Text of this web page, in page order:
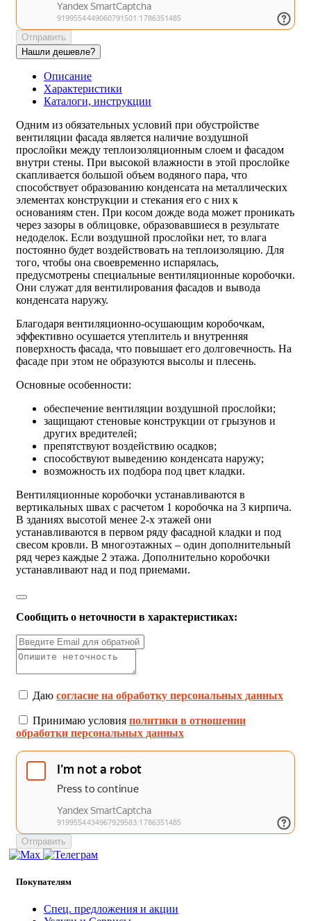
Отправить
Нашли дешевле?
Описание
Характеристики
Каталоги, инструкции
Одним из обязательных условий при обустройстве
вентиляции фасада является наличие воздушной
прослойки между теплоизоляционным слоем и фасадом
внутри стены. При высокой влажности в этой прослойке
скапливается большой объем водяного пара, что
способствует образованию конденсата на металлических
элементах конструкции и стекания его с них к
основаниям стен. При косом дожде вода может проникать
через зазоры в облицовке, образовавшиеся в результате
недоделок. Если воздушной прослойки нет, то влага
постоянно будет воздействовать на теплоизоляцию. Для
того, чтобы она своевременно испарялась,
предусмотрены специальные вентиляционные коробочки.
Они служат для вентилирования фасадов и вывода
конденсата наружу.
Благодаря вентиляционно-осушающим коробочкам,
эффективно осушается утеплитель и внутренняя
поверхность фасада, что повышает его долговечность. На
фасаде при этом не образуются высолы и плесень.
Основные особенности:
обеспечение вентиляции воздушной прослойки;
защищают стеновые конструкции от грызунов и
других вредителей;
препятствуют воздействию осадков;
способствуют выведению конденсата наружу;
возможность их подбора под цвет кладки.
Вентиляционные коробочки устанавливаются в
вертикальных швах с расчетом 1 коробочка на 3 кирпича.
В зданиях высотой менее 2-х этажей они
устанавливаются в первом ряду фасадной кладки и под
свесом кровли. В многоэтажных – один дополнительный
ряд через каждые 2 этажа. Дополнительно коробочки
устанавливают над и под приемами.
Сообщить о неточности в характеристиках:
Даю согласие на обработку персональных данных
Принимаю условия политики в отношении
обработки персональных данных
Отправить
Покупателям
Спец. предложения и акции